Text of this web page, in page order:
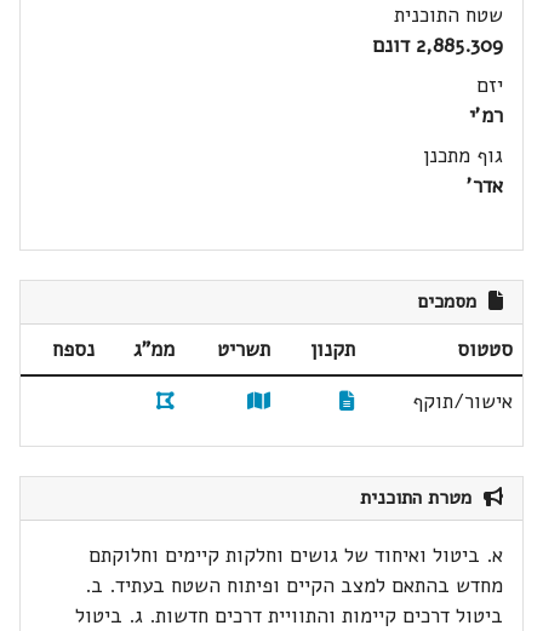
שטח התוכנית
2,885.309 דונם
יזם
רמ'י
גוף מתכנן
אדר'
מסמכים
סטטוס תקנון תשריט ממ"ג
נספח
אישור/תוקף
מטרת התוכנית
א. ביטול ואיחוד של גושים וחלקות קיימים וחלוקתם
מחדש בהתאם למצב הקיים ופיתוח השטח בעתיד. ב.
ביטול דרכים קיימות והתוויית דרכים חדשות. ג. ביטול